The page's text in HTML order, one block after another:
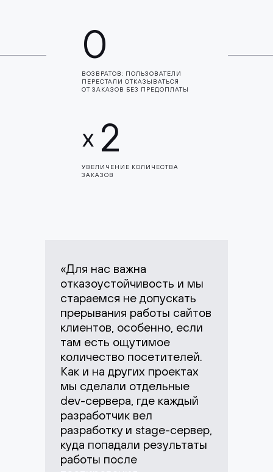
ВОЗВРАТОВ: ПОЛЬЗОВАТЕЛИ
ПЕРЕСТАЛИ ОТКАЗЫВАТЬСЯ
ОТ ЗАКАЗОВ БЕЗ ПРЕДОПЛАТЫ
0
2
x
УВЕЛИЧЕНИЕ КОЛИЧЕСТВА
ЗАКАЗОВ
«Для нас важна
отказоустойчивость и мы
стараемся не допускать
прерывания работы сайтов
клиентов, особенно, если
там есть ощутимое
количество посетителей.
Как и на других проектах
мы сделали отдельные
dev-сервера, где каждый
разработчик вел
разработку и stage-сервер,
куда попадали результаты
работы после